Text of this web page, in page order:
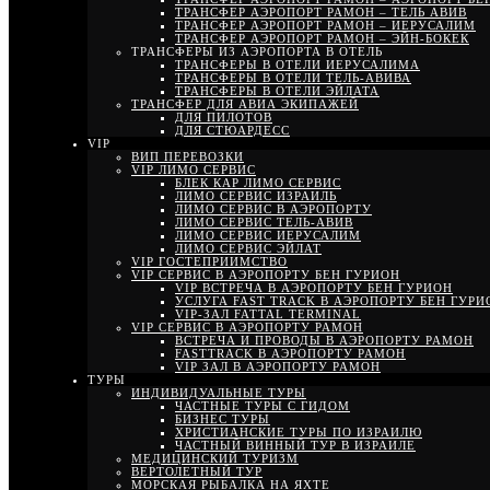
ТРАНСФЕР АЭРОПОРТ РАМОН – ТЕЛЬ АВИВ
ТРАНСФЕР АЭРОПОРТ РАМОН – ИЕРУСАЛИМ
ТРАНСФЕР АЭРОПОРТ РАМОН – ЭЙН-БОКЕК
ТРАНСФЕРЫ ИЗ АЭРОПОРТА В ОТЕЛЬ
ТРАНСФЕРЫ В ОТЕЛИ ИЕРУСАЛИМА
ТРАНСФЕРЫ В ОТЕЛИ ТЕЛЬ-АВИВА
ТРАНСФЕРЫ В ОТЕЛИ ЭЙЛАТА
ТРАНСФЕР ДЛЯ АВИА ЭКИПАЖЕЙ
ДЛЯ ПИЛОТОВ
ДЛЯ СТЮАРДЕСС
VIP
ВИП ПЕРЕВОЗКИ
VIP ЛИМО СЕРВИС
БЛЕК КАР ЛИМО СЕРВИС
ЛИМО СЕРВИС ИЗРАИЛЬ
ЛИМО СЕРВИС В АЭРОПОРТУ
ЛИМО СЕРВИС ТЕЛЬ-АВИВ
ЛИМО СЕРВИС ИЕРУСАЛИМ
ЛИМО СЕРВИС ЭЙЛАТ
VIP ГОСТЕПРИИМСТВО
VIP СЕРВИС В АЭРОПОРТУ БЕН ГУРИОН
VIP ВСТРЕЧА В АЭРОПОРТУ БЕН ГУРИОН
УСЛУГА FAST TRACK В АЭРОПОРТУ БЕН
VIP-ЗАЛ FATTAL TERMINAL
VIP СЕРВИС В АЭРОПОРТУ РАМОН
ВСТРЕЧА И ПРОВОДЫ В АЭРОПОРТУ РАМОН
FASTTRACK В АЭРОПОРТУ РАМОН
VIP ЗАЛ В АЭРОПОРТУ РАМОН
ТУРЫ
ИНДИВИДУАЛЬНЫЕ ТУРЫ
ЧАСТНЫЕ ТУРЫ С ГИДОМ
БИЗНЕС ТУРЫ
ХРИСТИАНСКИЕ ТУРЫ ПО ИЗРАИЛЮ
ЧАСТНЫЙ ВИННЫЙ ТУР В ИЗРАИЛЕ
МЕДИЦИНСКИЙ ТУРИЗМ
ВЕРТОЛЕТНЫЙ ТУР
МОРСКАЯ РЫБАЛКА НА ЯХТЕ